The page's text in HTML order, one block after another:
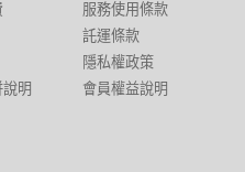
明
服務使用條款
託運條款
隱私權政策
會員權益說明